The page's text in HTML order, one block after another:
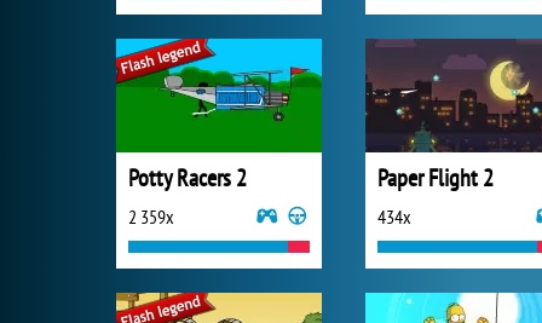
Potty Racers 2
2 359x
Paper Flight 2
434x